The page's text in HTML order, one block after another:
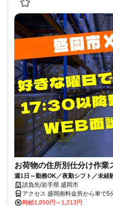
お荷物の住所別仕分け作業
週1日～勤務OK／夜勤シフト／未経
請負先/岩手県 盛岡市
アクセス 盛岡南料金所から車で5
時給1,050円～1,313円